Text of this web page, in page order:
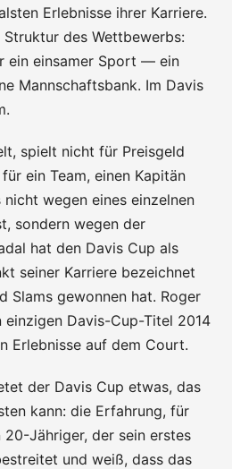
Erlebnisse ihrer Karriere.
des Wettbewerbs:
ein einsamer Sport — ein
Mannschaftsbank. Im Davis
spielt nicht für Preisgeld
ein Team, einen Kapitän
wegen eines einzelnen
sondern wegen der
hat den Davis Cup als
seiner Karriere bezeichnet
gewonnen hat. Roger
einzigen Davis-Cup-Titel 2014
Erlebnisse auf dem Court.
der Davis Cup etwas, das
kann: die Erfahrung, für
20-Jähriger, der sein erstes
und weiß, dass das